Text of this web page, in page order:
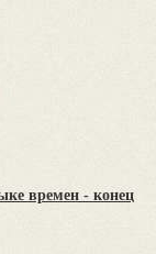
времен - конец